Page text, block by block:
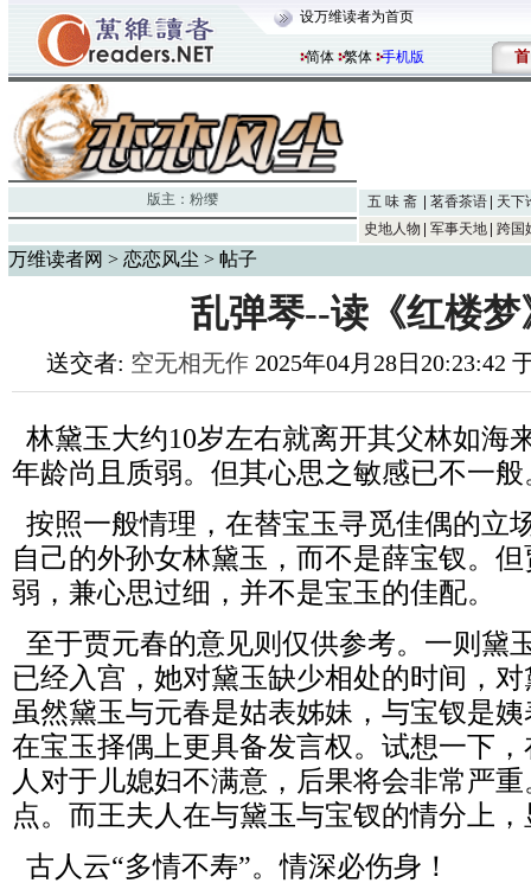
设万维读者为首页
简体 繁体 手机版 首
版主： 粉缨 五 味 斋 茗香茶语
天下
史地人物
军事天地 跨国
万维读者网 > 恋恋风尘 > 帖子
乱弹琴--读《红楼梦
送交者: 空无相无作 2025年04月28日20:23:42
林黛玉大约10岁左右就离开其父林如海
年龄尚且质弱。但其心思之敏感已不一般
按照一般情理，在替宝玉寻觅佳偶的立
自己的外孙女林黛玉，而不是薛宝钗。
弱，兼心思过细，并不是宝玉的佳配。
至于贾元春的意见则仅供参考。一则黛
已经入宫，她对黛玉缺少相处的时间，
虽然黛玉与元春是姑表姊妹，与宝钗是
在宝玉择偶上更具备发言权。试想一下
人对于儿媳妇不满意，后果将会非常严
点。而王夫人在与黛玉与宝钗的情分上
古人云“多情不寿”。情深必伤身！